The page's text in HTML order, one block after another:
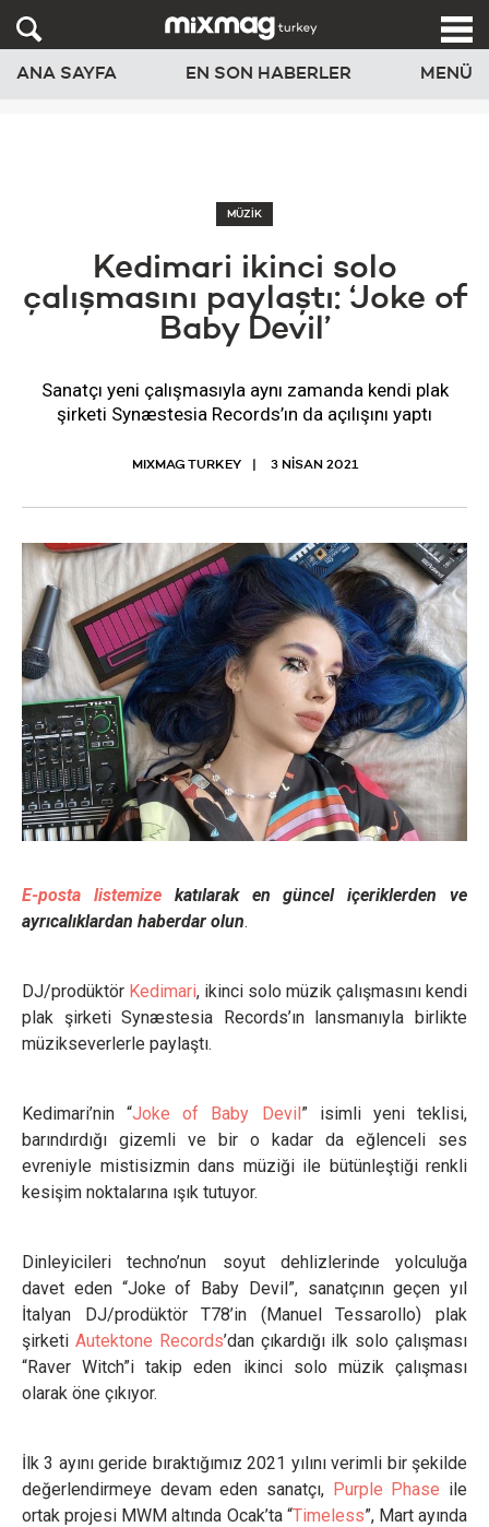
ANA SAYFA EN SON HABERLER MENÜ
MÜZİK
Kedimari ikinci solo
çalışmasını paylaştı: ‘Joke of
Baby Devil’
Sanatçı yeni çalışmasıyla aynı zamanda kendi plak
şirketi Synæstesia Records’ın da açılışını yaptı
MIXMAG TURKEY 3 NISAN 2021
E-posta listemizekatılarak en güncel içeriklerden ve
ayrıcalıklardan haberdar olun.
DJ/prodüktör Kedimari, ikinci solo müzik çalışmasını kendi
plak şirketi Synæstesia Records’ın lansmanıyla birlikte
müzikseverlerle paylaştı.
Kedimari’nin “Joke of Baby Devil” isimli yeni teklisi,
barındırdığı gizemli ve bir o kadar da eğlenceli ses
evreniyle mistisizmin dans müziği ile bütünleştiği renkli
kesişim noktalarına ışık tutuyor.
Dinleyicileri techno’nun soyut dehlizlerinde yolculuğa
davet eden “Joke of Baby Devil”, sanatçının geçen yıl
İtalyan DJ/prodüktör T78’in (Manuel Tessarollo) plak
şirketi Autektone Records’dan çıkardığı ilk solo çalışması
“Raver Witch”i takip eden ikinci solo müzik çalışması
olarak öne çıkıyor.
İlk 3 ayını geride bıraktığımız 2021 yılını verimli bir şekilde
değerlendirmeye devam eden sanatçı, Purple Phase ile
ortak projesi MWM altında Ocak’ta “Timeless”, Mart ayında